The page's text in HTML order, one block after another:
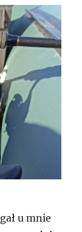
u mnie